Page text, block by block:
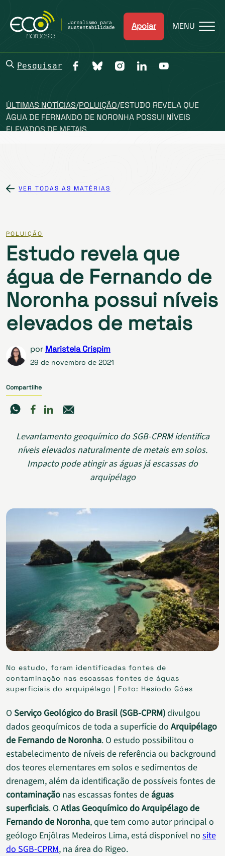
Apoiar MENU
Pesquisar
ÚLTIMAS NOTÍCIAS/POLUIÇÃO/ESTUDO REVELA QUE
ÁGUA DE FERNANDO DE NORONHA POSSUI NÍVEIS
ELEVADOS DE METAIS
VER TODAS AS MATÉRIAS
POLUIÇÃO
Estudo revela que
água de Fernando de
Noronha possui níveis
elevados de metais
por Maristela Crispim
29 de novembro de 2021
Compartilhe
Levantamento geoquímico do SGB-CPRM identifica
níveis elevados naturalmente de metais em solos.
Impacto pode atingir as águas já escassas do
arquipélago
No estudo, foram identificadas fontes de
contaminação nas escassas fontes de águas
superficiais do arquipélago | Foto: Hesíodo Góes
O Serviço Geológico do Brasil (SGB-CPRM)divulgou
dados geoquímicos de toda a superfície do Arquipélago
de Fernando de Noronha. O estudo possibilitou o
estabelecimento de níveis de referência ou background
dos teores elementares em solos e sedimentos de
drenagem, além da identificação de possíveis fontes de
contaminação nas escassas fontes de águas
superficiais. O Atlas Geoquímico do Arquipélago de
Fernando de Noronha, que tem como autor principal o
geólogo Enjôlras Medeiros Lima, está disponível no site
do SGB-CPRM, na área do Rigeo.